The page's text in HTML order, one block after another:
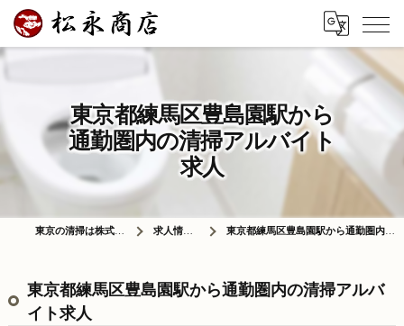
東京都練馬区豊島園駅から
通勤圏内の清掃アルバイト
求人
東京の清掃は株式会社松永商店 求人情報ブログ 東京都練馬区豊島園駅から通勤圏内の清掃アルバイト求人
東京都練馬区豊島園駅から通勤圏内の清掃アルバ
イト求人